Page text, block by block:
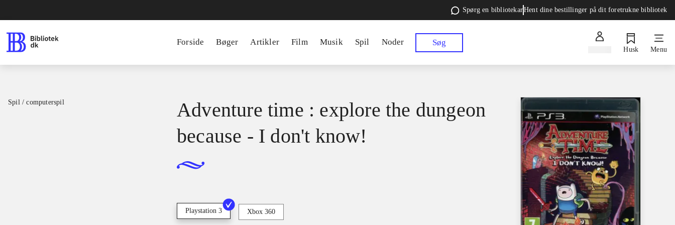
Spørg en bibliotekarHent dine bestillinger på dit foretrukne bibliotek
Forside Bøger Artikler Film Musik Spil Noder Søg
Husk Menu
Spil / computerspil
Adventure time : explore the dungeon
because - I don't know!
Playstation 3 Xbox 360